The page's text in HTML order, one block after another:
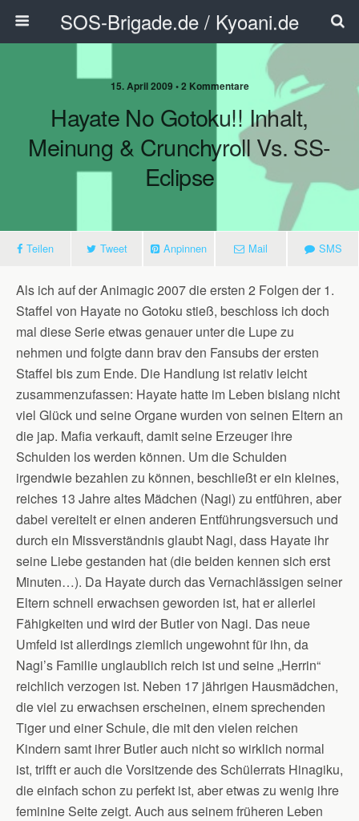
SOS-Brigade.de / Kyoani.de
15. April 2009 • 2 Kommentare
Hayate No Gotoku!! Inhalt,
Meinung & Crunchyroll Vs. SS-
Eclipse
Teilen Tweet Anpinnen Mail SMS
Als ich auf der Animagic 2007 die ersten 2 Folgen der 1.
Staffel von Hayate no Gotoku stieß, beschloss ich doch
mal diese Serie etwas genauer unter die Lupe zu
nehmen und folgte dann brav den Fansubs der ersten
Staffel bis zum Ende. Die Handlung ist relativ leicht
zusammenzufassen: Hayate hatte im Leben bislang nicht
viel Glück und seine Organe wurden von seinen Eltern an
die jap. Mafia verkauft, damit seine Erzeuger ihre
Schulden los werden können. Um die Schulden
irgendwie bezahlen zu können, beschließt er ein kleines,
reiches 13 Jahre altes Mädchen (Nagi) zu entführen, aber
dabei vereitelt er einen anderen Entführungsversuch und
durch ein Missverständnis glaubt Nagi, dass Hayate ihr
seine Liebe gestanden hat (die beiden kennen sich erst
Minuten…). Da Hayate durch das Vernachlässigen seiner
Eltern schnell erwachsen geworden ist, hat er allerlei
Fähigkeiten und wird der Butler von Nagi. Das neue
Umfeld ist allerdings ziemlich ungewohnt für ihn, da
Nagi’s Familie unglaublich reich ist und seine „Herrin“
reichlich verzogen ist. Neben 17 jährigen Hausmädchen,
die viel zu erwachsen erscheinen, einem sprechenden
Tiger und einer Schule, die mit den vielen reichen
Kindern samt ihrer Butler auch nicht so wirklich normal
ist, trifft er auch die Vorsitzende des Schülerrats Hinagiku,
die einfach schon zu perfekt ist, aber etwas zu wenig ihre
feminine Seite zeigt. Auch aus seinem früheren Leben